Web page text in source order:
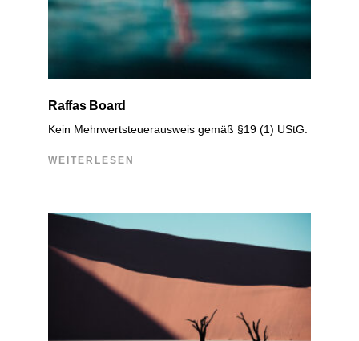
Raffas Board
Kein Mehrwertsteuerausweis gemäß §19 (1) UStG.
WEITERLESEN